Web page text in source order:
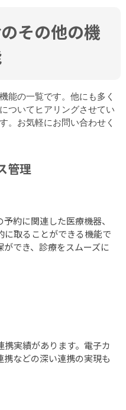
その他の機
能の一覧です。他にも多く
ついてヒアリングさせてい
。お気軽にお問い合わせく
管理
約に関連した医療機器、
に取ることができる機能で
でき、診療をスムーズに
実績があります。電子カ
などの深い連携の実現も